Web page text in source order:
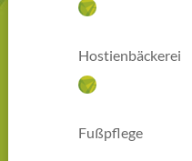
Hostienbäckerei
Fußpflege